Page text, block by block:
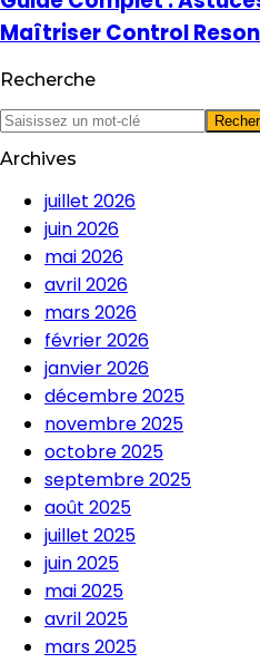
Maîtriser Control
Recherche
Archives
juillet 2026
juin 2026
mai 2026
avril 2026
mars 2026
février 2026
janvier 2026
décembre 2025
novembre 2025
octobre 2025
septembre 2025
août 2025
juillet 2025
juin 2025
mai 2025
avril 2025
mars 2025